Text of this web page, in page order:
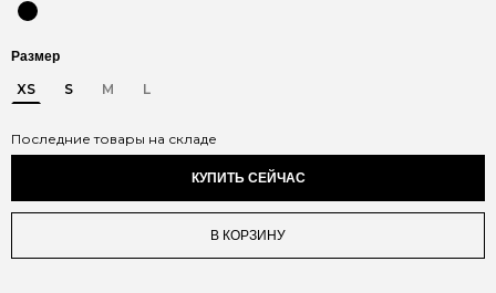
Размер
XS S M L
Последние товары на складе
КУПИТЬ СЕЙЧАС
В КОРЗИНУ